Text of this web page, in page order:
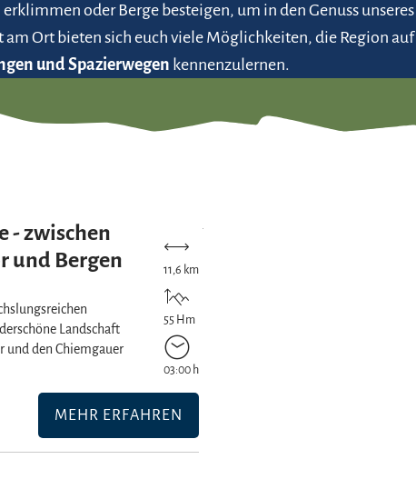
oder Berge besteigen, um in den Genuss unseres
Ort bieten sich euch viele Möglichkeiten, die Region auf
und Spazierwegen kennenzulernen.
- zwischen
und Bergen
Landschaft
und den Chiemgauer
11,6 km
55 Hm
03:00 h
MEHR ERFAHREN